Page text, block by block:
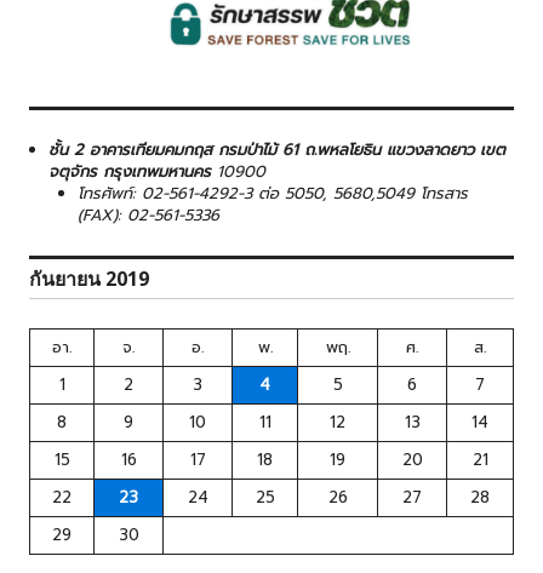
ชั้น 2 อาคารเทียมคมกฤส กรมป่าไม้ 61 ถ.พหลโยธิน แขวงลาดยาว เขต
จตุจักร กรุงเทพมหานคร 10900
โทรศัพท์: 02-561-4292-3 ต่อ 5050, 5680,5049 โทรสาร
(FAX): 02-561-5336
กันยายน 2019
อา. จ. อ. พ. พฤ. ศ.
ส.
1
2 3 4 5 6
7
8
9 10 11 12 13
14
15
16 17 18 19 20
21
22
23 24 25 26 27
28
29
30